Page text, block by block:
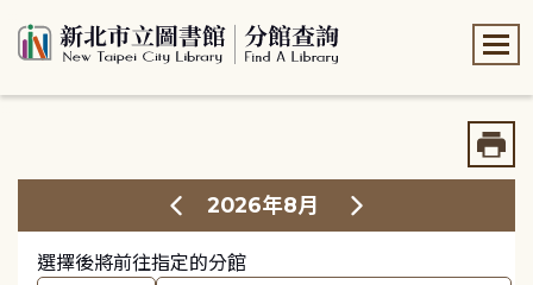
2026年8月
選擇後將前往指定的分館